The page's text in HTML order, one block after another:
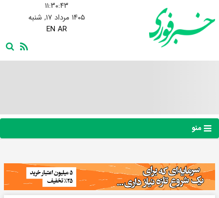
۱۱:۳۰:۴۳
۱۴۰۵ مرداد ۱۷, شنبه
EN AR
منو